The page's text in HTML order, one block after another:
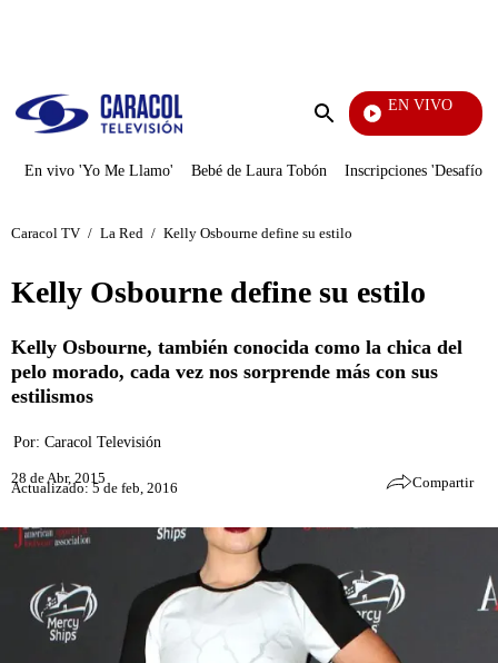
Enviar
EN VIVO
En vivo 'Yo Me Llamo' Bebé de Laura Tobón Inscripciones 'Desafío'
Caracol TV / La Red / Kelly Osbourne define su estilo
Kelly Osbourne define su estilo
Kelly Osbourne, también conocida como la chica del
pelo morado, cada vez nos sorprende más con sus
estilismos
Por: Caracol Televisión
28 de Abr, 2015
Actualizado: 5 de feb, 2016 Compartir